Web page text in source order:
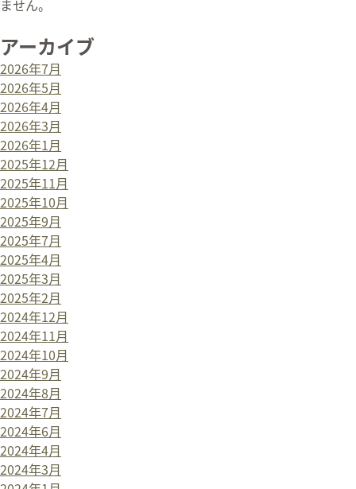
ません。
アーカイブ
2026年7月
2026年5月
2026年4月
2026年3月
2026年1月
2025年12月
2025年11月
2025年10月
2025年9月
2025年7月
2025年4月
2025年3月
2025年2月
2024年12月
2024年11月
2024年10月
2024年9月
2024年8月
2024年7月
2024年6月
2024年4月
2024年3月